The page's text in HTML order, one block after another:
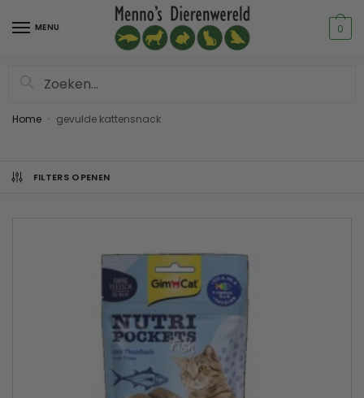
MENU 0
Home gevulde kattensnack
FILTERS OPENEN